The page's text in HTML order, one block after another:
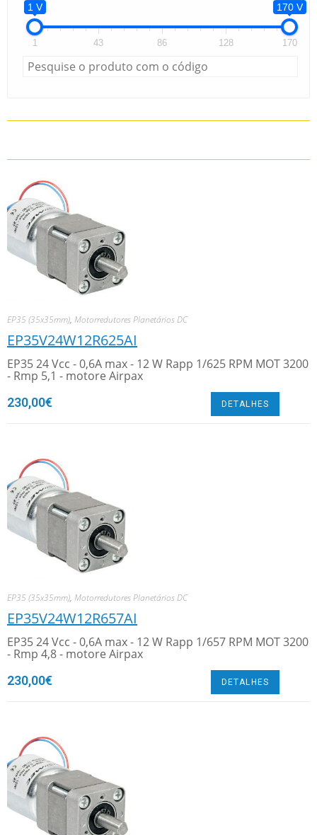
1 V 170 V
1 43 86 128 170
EP35 (35x35mm), Motorredutores Planetários DC
EP35V24W12R625AI
EP35 24 Vcc - 0,6A max - 12 W Rapp 1/625 RPM MOT 3200
- Rmp 5,1 - motore Airpax
230,00€ DETALHES
EP35 (35x35mm), Motorredutores Planetários DC
EP35V24W12R657AI
EP35 24 Vcc - 0,6A max - 12 W Rapp 1/657 RPM MOT 3200
- Rmp 4,8 - motore Airpax
230,00€ DETALHES